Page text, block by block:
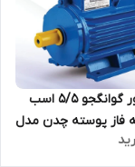
الکتروموتور گوانگجو 5/5 اسب
سه فاز پوسته چدن مدل